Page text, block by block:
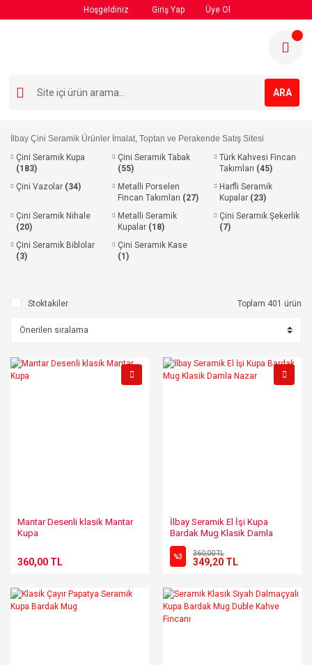
Hoşgeldiniz Giriş Yap Üye Ol
ARA
İlbay Çini Seramik Ürünler İmalat, Toptan ve Perakende Satış Sitesi
Çini Seramik Kupa
(183)
Çini Seramik Tabak
(55)
Türk Kahvesi Fincan
Takımları (45)
Çini Vazolar (34)
Metalli Porselen
Fincan Takımları (27)
Harfli Seramik
Kupalar (23)
Çini Seramik Nihale
(20)
Metalli Seramik
Kupalar (18)
Çini Seramik Şekerlik
(7)
Çini Seramik Biblolar
(3)
Çini Seramik Kase
(1)
Stoktakiler Toplam 401 ürün
Mantar Desenli klasik Mantar
Kupa
360,00 TL
İlbay Seramik El İşi Kupa
Bardak Mug Klasik Damla
Nazar
%3 360,00 TL
349,20 TL